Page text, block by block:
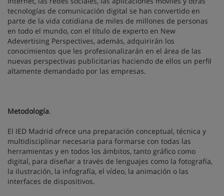
tecnologías de comunicación digital se han convertido en
parte de la vida cotidiana de miles de millones de personas
en todo el mundo, con el título de experto en New
Adevertising Perspectives, además, adquirirán los
conocimientos que les profesionalizarán en el área de las
nuevas perspectivas publicitarias haciendo de ellos un perfil
altamente demandado por las empresas.
Metodología.
El IED Madrid ofrece una preparación conceptual, técnica y
multidisciplinar necesaria para formarse con todas las
herramientas y en todos los ámbitos, tanto gráfico como
digital, para diseñar a través de lenguajes como la fotografía,
la ilustración, la infografía, el vídeo, la animación o las
interfaces de dispositivos.